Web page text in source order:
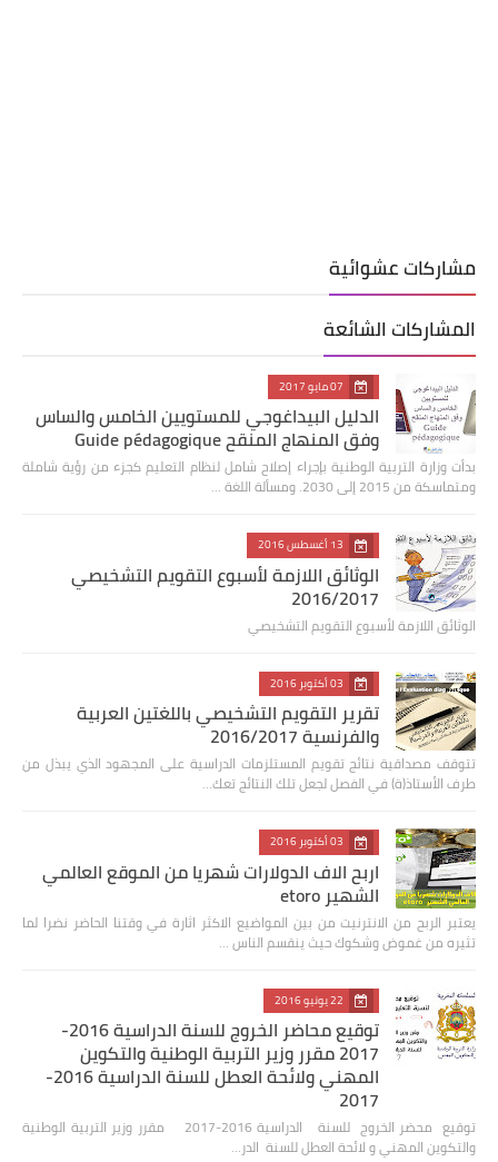
مشاركات عشوائية
المشاركات الشائعة
07 مايو 2017
الدليل البيداغوجي للمستويين الخامس والساس
وفق المنهاج المنقح Guide pédagogique
بدأت وزارة التربية الوطنية بإجراء إصلاح شامل لنظام التعليم كجزء من رؤية شاملة
ومتماسكة من 2015 إلى 2030. ومسألة اللغة …
13 أغسطس 2016
الوثائق اللازمة لأسبوع التقويم التشخيصي
2016/2017
الوثائق اللازمة لأسبوع التقويم التشخيصي
03 أكتوبر 2016
تقرير التقويم التشخيصي باللغتين العربية
والفرنسية 2016/2017
تتوقف مصداقية نتائج تقويم المستلزمات الدراسية على المجهود الذي يبذل من
طرف الأستاذ(ة) في الفصل لجعل تلك النتائج تعك…
03 أكتوبر 2016
اربح الاف الدولارات شهريا من الموقع العالمي
الشهير etoro
يعتبر الربح من الانترنيت من بين المواضيع الاكثر اثارة في وقتنا الحاضر نضرا لما
تثيره من غموض وشكوك حيث ينقسم الناس …
22 يونيو 2016
توقيع محاضر الخروج للسنة الدراسية 2016-
2017 مقرر وزير التربية الوطنية والتكوين
المهني ولائحة العطل للسنة الدراسية 2016-
2017
توقيع محضر الخروج للسنة الدراسية 2016-2017 مقرر وزير التربية الوطنية
والتكوين المهني و لائحة العطل للسنة الدر…